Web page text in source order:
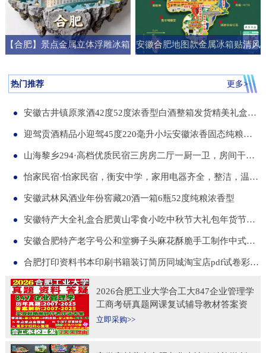
【合肥】景点金属立体浮雕冰箱 安徽合肥地图款金属冰箱贴清风
热门推荐 更多>
安徽古井镇原浆酒42度52度浓香型白酒整箱发货精美礼盒纯粮食白酒
迎驾贡酒精品小迎驾45度220毫升小坛安徽浓香固态纯粮酒整箱12瓶
山海黎乡294·高档优质民宿三房房二厅一厨一卫，房间干净整洁，可短住，可长租
怡家民宿·怡家民宿，衡安中学，家用电器齐全，整洁，温馨，可短租，月租
安徽武林风酒业年份窖藏20酒一箱6瓶52度纯粮浓香型
安徽特产大全礼盒合肥黄山零食小吃中秋节大礼包年货节送伴手礼品
安徽合肥特产老字号公和堂狮子头麻花酥脆手工制作中式糕点伴手礼
合肥打印资料书本印刷书籍装订简历同城淘宝店pdf试卷彩色a34讲义
2026合肥工业大学合工大847企业管理学
工商考研真题网课复试辅导教材答案资
料考前冲刺押题预测三套卷3套题
立即采购>>